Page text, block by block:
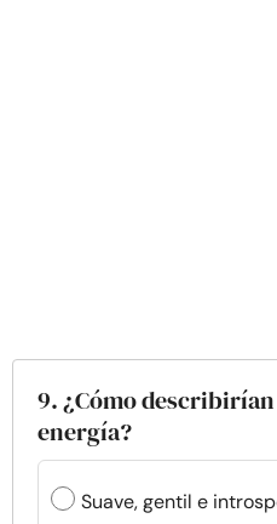
9. ¿Cómo
energía?
Suave, gentil e